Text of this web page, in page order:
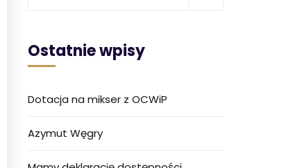
Ostatnie wpisy
Dotacja na mikser z OCWiP
Azymut Węgry